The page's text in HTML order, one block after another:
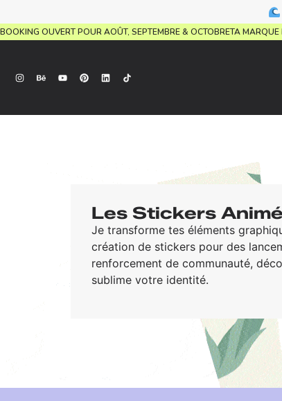
BOOKING OUVERT POUR AOÛT, SEPTEMBRE & OCTOBRETA
Les Stickers
Je transforme tes éléments
création de stickers pour des
renforcement de communauté,
sublime votre identité.